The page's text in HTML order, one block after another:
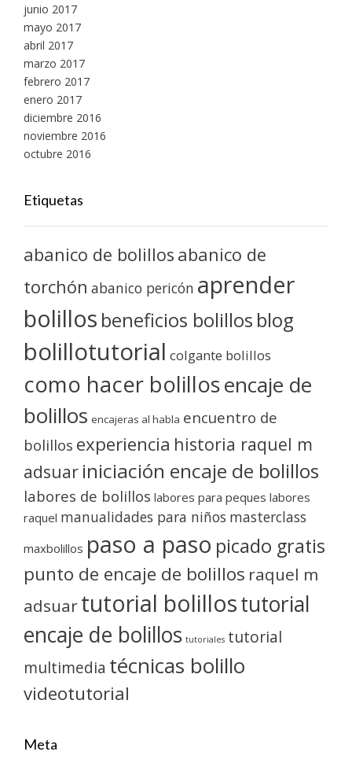
junio 2017
mayo 2017
abril 2017
marzo 2017
febrero 2017
enero 2017
diciembre 2016
noviembre 2016
octubre 2016
Etiquetas
abanico de bolillos abanico de
torchón abanico pericón aprender
bolillos beneficios bolillos blog
bolillotutorial colgante bolillos
como hacer bolillosencaje de
bolillos encajeras al habla encuentro de
bolillos experiencia historia raquel m
adsuar iniciación encaje de bolillos
labores de bolillos labores para peques labores
raquel manualidades para niños masterclass
maxbolillos paso a paso picado gratis
punto de encaje de bolillos raquel m
adsuartutorial bolillostutorial
encaje de bolillos tutoriales tutorial
multimedia técnicas bolillo
videotutorial
Meta